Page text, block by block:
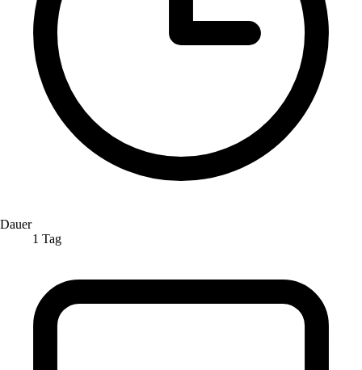
Dauer
1 Tag